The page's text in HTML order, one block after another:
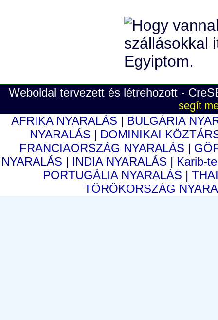
Weboldal tervezett és létrehozott -
segít
AFRIKA NYARALÁS | BULGÁRIA
NYARALÁS | DOMINIKAI
FRANCIAORSZÁG NYARALÁS |
NYARALÁS | INDIA NYARALÁS | Karib-
PORTUGÁLIA NYARALÁS |
TÖRÖKORSZÁG